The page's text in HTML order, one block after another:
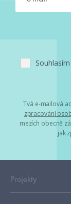
Tvá e-mailová
zpracování
mezích obecně
jak
Projekty